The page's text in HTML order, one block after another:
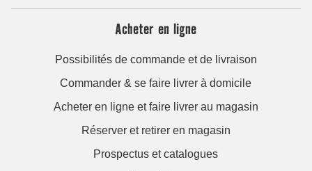
Acheter en ligne
Possibilités de commande et de livraison
Commander & se faire livrer à domicile
Acheter en ligne et faire livrer au magasin
Réserver et retirer en magasin
Prospectus et catalogues